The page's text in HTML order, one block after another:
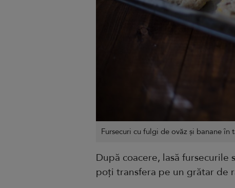
Fursecuri cu fulgi de ovăz și banane
După coacere, lasă
poți transfera pe un grătar de